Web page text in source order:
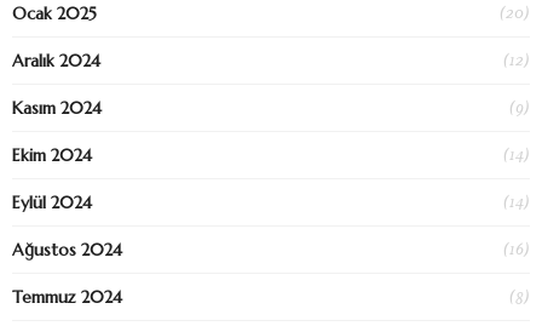
Ocak 2025 (20)
Aralık 2024 (12)
Kasım 2024 (9)
Ekim 2024 (14)
Eylül 2024 (14)
Ağustos 2024 (16)
Temmuz 2024 (8)